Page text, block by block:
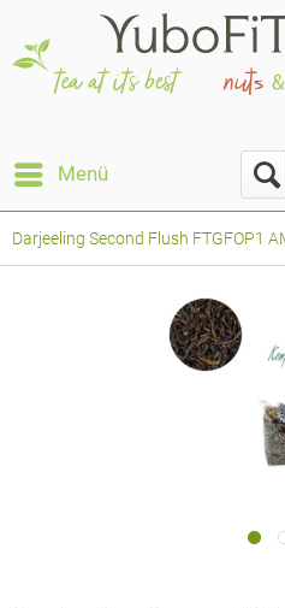
Menü
Darjeeling Second Flush FTGFOP1